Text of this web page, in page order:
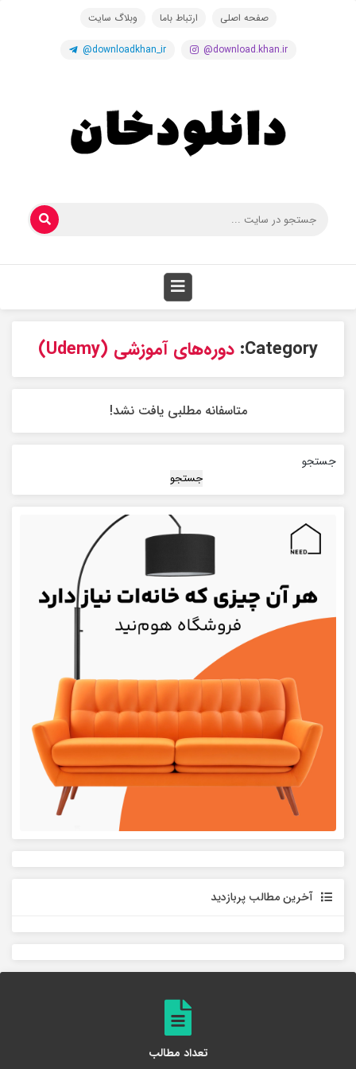
صفحه اصلی ارتباط باما وبلاگ سایت
@download.khan.ir
@downloadkhan_ir
Category: دوره‌های آموزشی (Udemy)
متاسفانه مطلبی یافت نشد!
جستجو
جستجو
آخرین مطالب پربازدید
تعداد مطالب